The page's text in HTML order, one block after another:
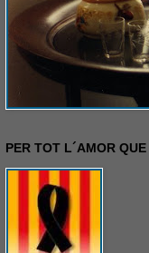
PER TOT L´AMOR